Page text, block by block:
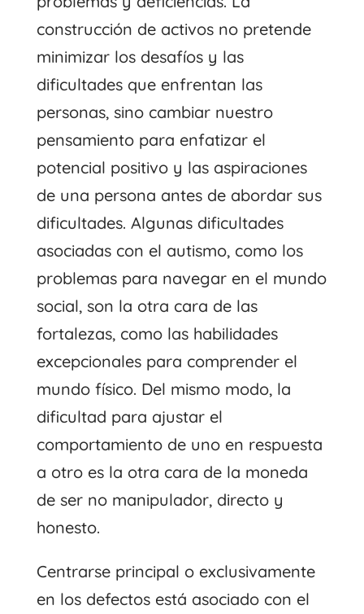
construcción de activos no pretende
minimizar los desafíos y las
dificultades que enfrentan las
personas, sino cambiar nuestro
pensamiento para enfatizar el
potencial positivo y las aspiraciones
de una persona antes de abordar sus
dificultades. Algunas dificultades
asociadas con el autismo, como los
problemas para navegar en el mundo
social, son la otra cara de las
fortalezas, como las habilidades
excepcionales para comprender el
mundo físico. Del mismo modo, la
dificultad para ajustar el
comportamiento de uno en respuesta
a otro es la otra cara de la moneda
de ser no manipulador, directo y
honesto.
Centrarse principal o exclusivamente
en los defectos está asociado con el